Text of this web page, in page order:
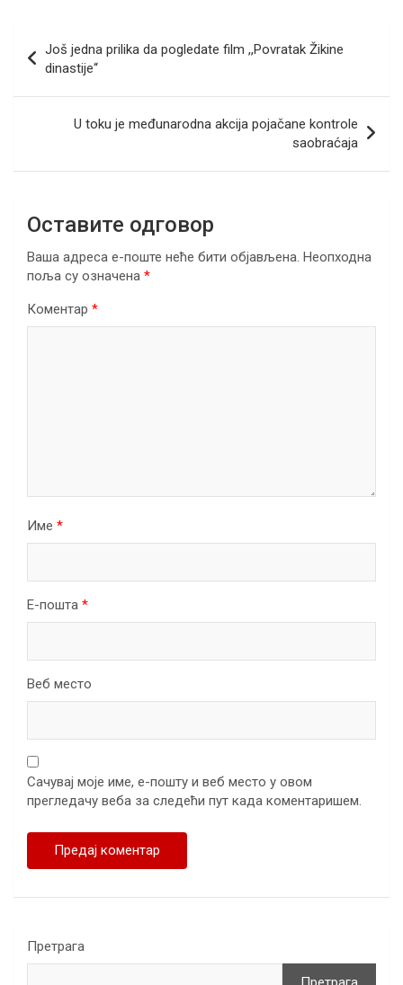
b
o
o
er
dI
n
A
p
p
gr
a
m
e
чланка
Još jedna prilika da pogledate film ,,Povratak Žikine
dinastije“
U toku je međunarodna akcija pojačane kontrole
saobraćaja
Оставите одговор
Ваша адреса е-поште неће бити објављена. Неопходна
поља су означена *
Коментар *
Име *
Е-пошта *
Веб место
Сачувај моје име, е-пошту и веб место у овом
прегледачу веба за следећи пут када коментаришем.
Претрага